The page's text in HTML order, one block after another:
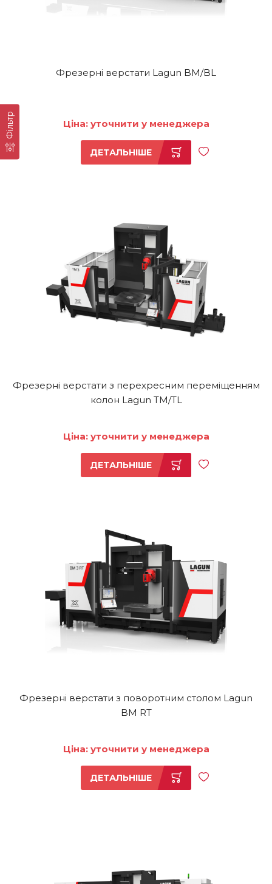
Фільтр
Фрезерні верстати Lagun BM/BL
Ціна: уточнити у менеджера
ДЕТАЛЬНІШЕ
Фрезерні верстати з перехресним переміщенням
колон Lagun TM/TL
Ціна: уточнити у менеджера
ДЕТАЛЬНІШЕ
Фрезерні верстати з поворотним столом Lagun
BM RT
Ціна: уточнити у менеджера
ДЕТАЛЬНІШЕ